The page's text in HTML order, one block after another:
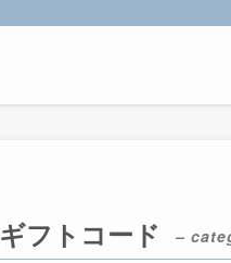
ギフトコード –